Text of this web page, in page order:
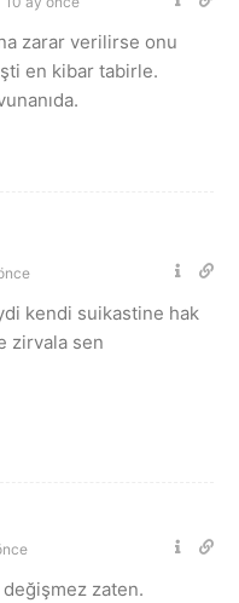
zarar verilirse onu
en kibar tabirle.
kendi suikastine hak
zirvala sen
değişmez zaten.